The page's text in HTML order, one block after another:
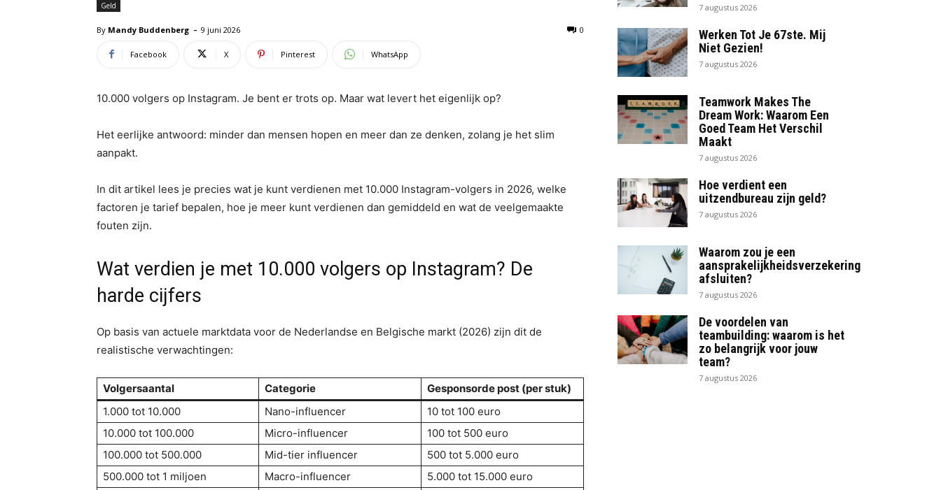
Geld
0
By Mandy Buddenberg - 9 juni 2026
Facebook X Pinterest WhatsApp
10.000 volgers op Instagram. Je bent er trots op. Maar wat levert het eigenlijk op?
Het eerlijke antwoord: minder dan mensen hopen en meer dan ze denken, zolang je het slim
aanpakt.
In dit artikel lees je precies wat je kunt verdienen met 10.000 Instagram-volgers in 2026, welke
factoren je tarief bepalen, hoe je meer kunt verdienen dan gemiddeld en wat de veelgemaakte
fouten zijn.
Wat verdien je met 10.000 volgers op Instagram? De
harde cijfers
Op basis van actuele marktdata voor de Nederlandse en Belgische markt (2026) zijn dit de
realistische verwachtingen:
Volgersaantal Categorie
Gesponsorde post (per stuk)
1.000 tot 10.000
Nano-influencer
10 tot 100 euro
10.000 tot 100.000
Micro-influencer
100 tot 500 euro
100.000 tot 500.000
Mid-tier influencer
500 tot 5.000 euro
500.000 tot 1 miljoen
Macro-influencer
5.000 tot 15.000 euro
7 augustus 2026
Werken Tot Je 67ste. Mij
Niet Gezien!
7 augustus 2026
Teamwork Makes The
Dream Work: Waarom Een
Goed Team Het Verschil
Maakt
7 augustus 2026
Hoe verdient een
uitzendbureau zijn geld?
7 augustus 2026
Waarom zou je een
aansprakelijkheidsverzekering
afsluiten?
7 augustus 2026
De voordelen van
teambuilding: waarom is het
zo belangrijk voor jouw
team?
7 augustus 2026